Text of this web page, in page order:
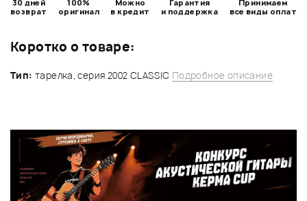
Коротко о товаре:
Тип: тарелка, серия 2002 CLASSIC Подробное описание
30 дней
возврат
100%
оригинал
Можно
в кредит
Гарантия
и поддержка
Принимаем
все виды оплат